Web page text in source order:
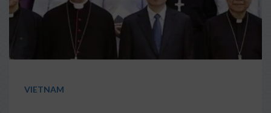
VIETNAM